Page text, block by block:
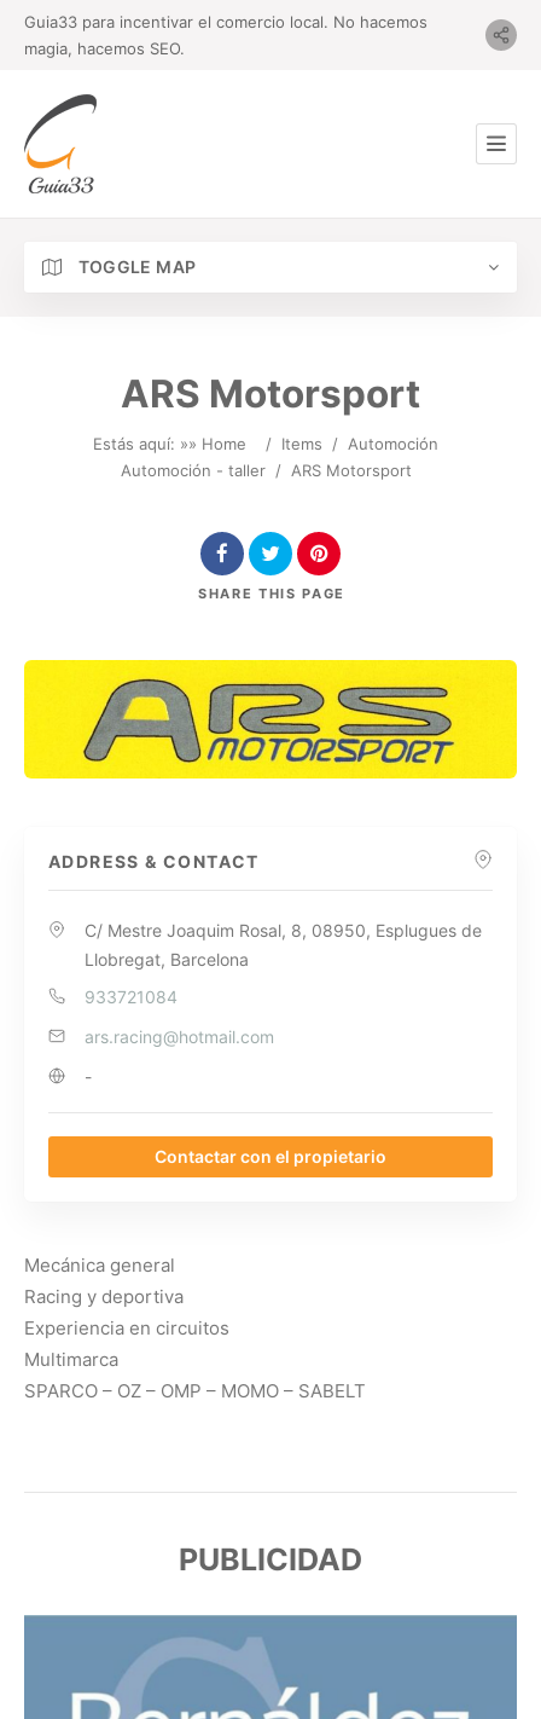
Guia33 para incentivar el comercio local. No hacemos
magia, hacemos SEO.
TOGGLE MAP
ARS Motorsport
Estás aquí: »» Home / Items / Automoción
Automoción - taller / ARS Motorsport
SHARE THIS PAGE
ADDRESS & CONTACT
C/ Mestre Joaquim Rosal, 8, 08950, Esplugues de
Llobregat, Barcelona
933721084
ars.racing@hotmail.com
-
Contactar con el propietario
Mecánica general
Racing y deportiva
Experiencia en circuitos
Multimarca
SPARCO – OZ – OMP – MOMO – SABELT
PUBLICIDAD